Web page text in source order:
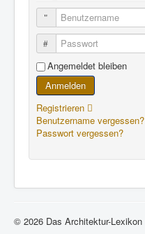
Benutzername
Passwort
Angemeldet bleiben
Anmelden
Registrieren
Benutzername vergessen?
Passwort vergessen?
© 2026 Das Architektur-Lexikon